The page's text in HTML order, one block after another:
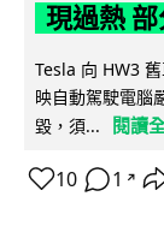
現過熱
Tesla 向 HW3
映自動駕駛電腦
毀，須...
閱讀
10 1 ↗